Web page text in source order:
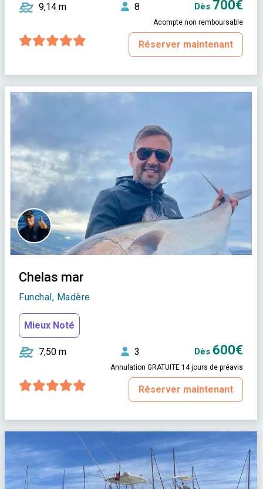
9,14 m 8 Dès 700€
Acompte non remboursable
Réserver maintenant
Chelas mar
Funchal, Madère
Mieux Noté
7,50 m 3 Dès 600€
Annulation GRATUITE 14 jours de préavis
Réserver maintenant